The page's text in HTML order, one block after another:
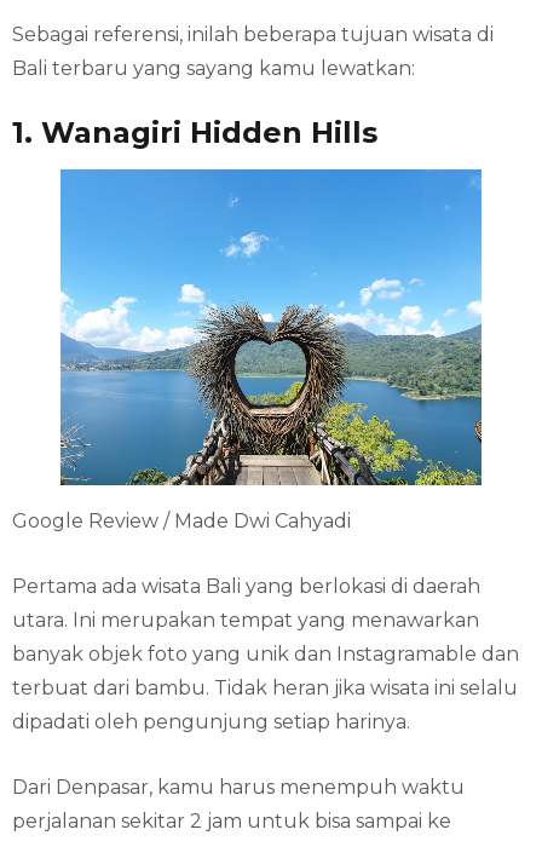
Sebagai referensi, inilah beberapa tujuan wisata di
Bali terbaru yang sayang kamu lewatkan:
1. Wanagiri Hidden Hills
Google Review / Made Dwi Cahyadi
Pertama ada wisata Bali yang berlokasi di daerah
utara. Ini merupakan tempat yang menawarkan
banyak objek foto yang unik dan Instagramable dan
terbuat dari bambu. Tidak heran jika wisata ini selalu
dipadati oleh pengunjung setiap harinya.
Dari Denpasar, kamu harus menempuh waktu
perjalanan sekitar 2 jam untuk bisa sampai ke